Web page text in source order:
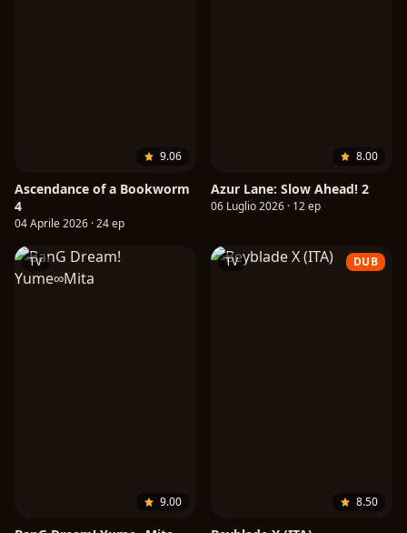
9.06
Ascendance of a Bookworm
4
04 Aprile 2026 · 24 ep
8.00
Azur Lane: Slow Ahead! 2
06 Luglio 2026 · 12 ep
TV
9.00
TV DUB
8.50